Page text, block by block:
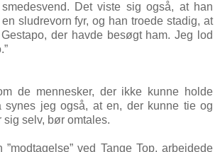
Det viste sig også, at han
sludrevorn fyr, og han troede stadig, at
der havde besøgt ham. Jeg lod
de mennesker, der ikke kunne holde
synes jeg også, at en, der kunne tie og
sig selv, bør omtales.
ved Tange Top, arbejdede